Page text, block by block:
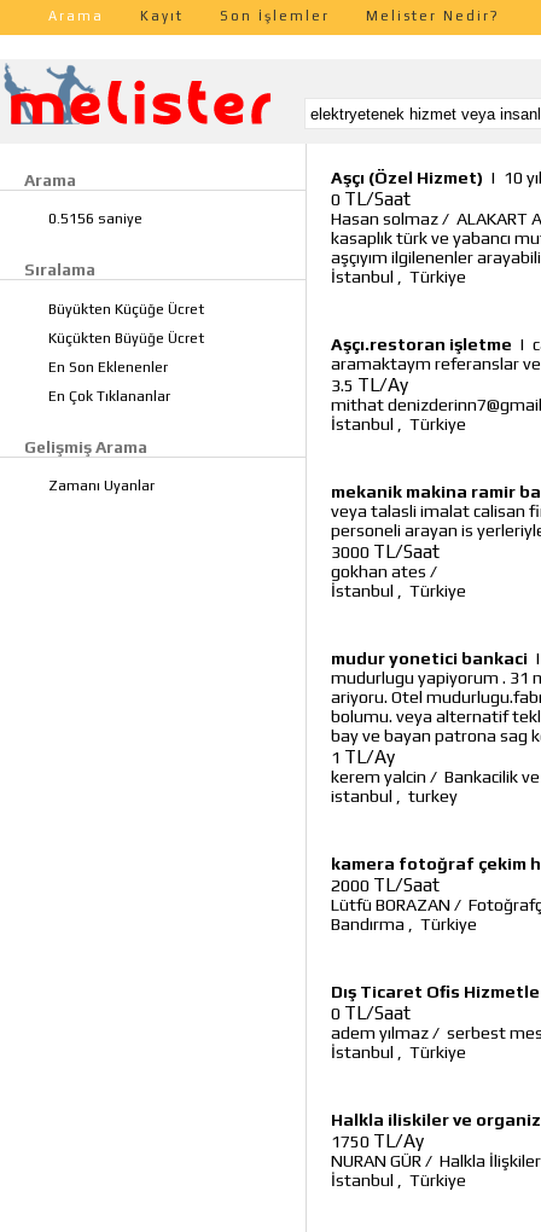
Arama Kayıt Son İşlemler Melister Nedir?
Arama
0.5156 saniye
Sıralama
Büyükten Küçüğe Ücret
Küçükten Büyüğe Ücret
En Son Eklenenler
En Çok Tıklananlar
Gelişmiş Arama
Zamanı Uyanlar
Aşçı (Özel Hizmet) | 10
0 TL/Saat
Hasan solmaz/ ALAKART
kasaplık türk ve yabancı
aşçıyım ilgilenenler
İstanbul
Türkiye
Aşçı.restoran işletme |
aramaktaym referanslar
3.5 TL/Ay
mithat
İstanbul
Türkiye
mekanik makina ramir
veya talasli imalat calisan
personeli arayan is
3000 TL/Saat
gokhan ates /
İstanbul
Türkiye
mudur yonetici bankaci
mudurlugu yapiyorum . 31
ariyoru. Otel
bolumu. veya alternatif
bay ve bayan patrona sag
1 TL/Ay
kerem yalcin / Bankacilik
istanbul
turkey
kamera fotoğraf çekim
2000 TL/Saat
Lütfü BORAZAN /
Bandırma
Türkiye
Dış Ticaret Ofis
0 TL/Saat
adem yılmaz/ serbest
İstanbul
Türkiye
Halkla iliskiler ve
1750 TL/Ay
NURAN GÜR / Halkla
İstanbul
Türkiye